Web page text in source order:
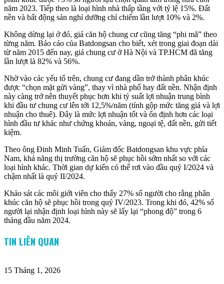
năm 2023. Tiếp theo là loại hình nhà thấp tầng với tỷ lệ 15%. Đất
nền và bất động sản nghỉ dưỡng chỉ chiếm lần lượt 10% và 2%.
Không dừng lại ở đó, giá căn hộ chung cư cũng tăng “phi mã” theo
từng năm. Báo cáo của Batdongsan cho biết, xét trong giai đoạn dài
từ năm 2015 đến nay, giá chung cư ở Hà Nội và TP.HCM đã tăng
lần lượt là 82% và 56%.
Nhờ vào các yếu tố trên, chung cư đang dần trở thành phân khúc
được “chọn mặt gửi vàng”, thay vì nhà phố hay đất nền. Nhận định
này càng trở nên thuyết phục hơn khi tỷ suất lợi nhuận trung bình
khi đầu tư chung cư lên tới 12,5%/năm (tính gộp mức tăng giá và lợi
nhuận cho thuê). Đây là mức lợi nhuận tốt và ổn định hơn các loại
hình đầu tư khác như chứng khoán, vàng, ngoại tệ, đất nền, gửi tiết
kiệm.
Theo ông Đinh Minh Tuấn, Giám đốc Batdongsan khu vực phía
Nam, khả năng thị trường căn hộ sẽ phục hồi sớm nhất so với các
loại hình khác. Thời gian dự kiến có thể rơi vào đầu quý I/2024 và
chậm nhất là quý II/2024.
Khảo sát các môi giới viên cho thấy 27% số người cho rằng phân
khúc căn hộ sẽ phục hồi trong quý IV/2023. Trong khi đó, 42% số
người lại nhận định loại hình này sẽ lấy lại “phong độ” trong 6
tháng đầu năm 2024.
TIN LIÊN QUAN
15 Tháng 1, 2026